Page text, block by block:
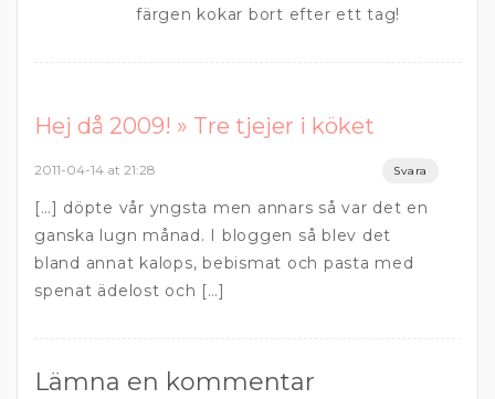
färgen kokar bort efter ett tag!
Hej då 2009! » Tre tjejer i köket
2011-04-14 at 21:28 Svara
[…] döpte vår yngsta men annars så var det en
ganska lugn månad. I bloggen så blev det
bland annat kalops, bebismat och pasta med
spenat ädelost och […]
Lämna en kommentar